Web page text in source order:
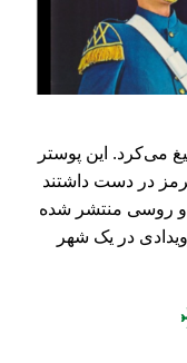
می‌کرد. این پوستر
در دست داشتند
و روسی منتشر شده
در یک شهر